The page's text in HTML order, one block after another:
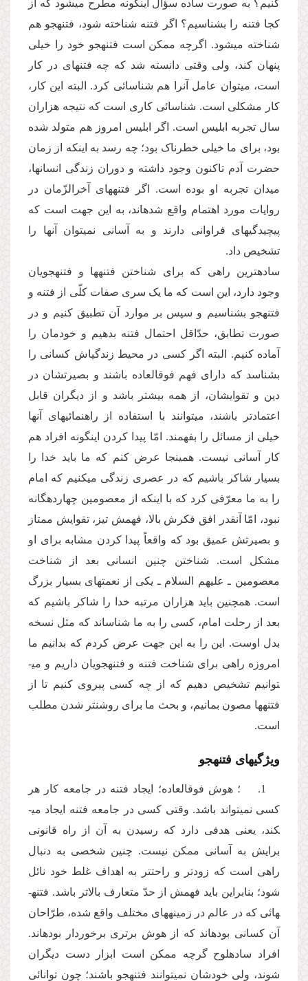
کنیم؟ به صورت ساده سؤال این­گونه مطرح می­شود که از
کجا فتنه را بشناسیم؟ اگر فتنه شناخته شود، فتنه­جو هم
شناخته می­شود. اگرچه ممکن است فتنه­جو خود را خیلی
پنهان کند، ولی وقتی دانسته شد که چه فتنه­ای در کار
است، می­توان عامل آنرا هم شناسائی کرد. البته این کار،
کار مشکلی است. شناسائی کاری است که نتیجه هزاران
سال تجربه ابلیس است. اگر ابلیس امروز هم متولد شده
بود، برای ما خیلی خطرناک بود؛ چه رسد به این­که از زمان
حضرت آدم تاکنون وجود داشته و دوران زندگی انسان­ها،
میدان تجربه او بوده است. اگر فتنه­های آخرالزّمان در
روایات مورد اهتمام واقع شده­اند، به این جهت است که
پیچیدگی­های فراوانی دارند و به آسانی نمی­توان آن­ها را
تشخیص داد.
ساده­ترین راهی که برای شناختن فتنه­ها و فتنه­جویان
وجود دارد، این است که ما یک سری صفات کلّی از فتنه و
فتنه­جو بشناسیم و سپس بر موارد آن تطبیق کنیم و در
صورت تطابق، حدّاقل احتمال فتنه بدهیم و خودمان را
آماده کنیم. البته اگر کسی در محیط زندگی­اش کسانی را
بشناسد که دارای فهم فوق­العاده باشند و بصیرت­شان در
دین و تقوای­شان، از همه بیشتر باشد و از دیگران قابل
اعتمادتر باشند، می­توانند با استفاده از راهنمائی­های آن­ها
خیلی از مسائل را بفهمند. امّا پیدا کردن این­گونه افراد هم
کار آسانی نیست. همین­جا عرض کنم که ما باید خدا را
بسیار شاکر باشیم که در عصری زندگی می­کنیم که امام
را به ما معرّفی کرد که با این­که از معصومین چهارده­گانه
نبود، امّا آنقدر افق فکرش بالا، فهمش تیز، تقوایش ممتاز
و بصیرتش عمیق بود که واقعاً پیدا کردن مشابه برای او
مشکل است. شناختن چنین انسانی بعد از شناخت
معصومین ـ علیهم السلام ـ یکی از نعمت­های بسیار بزرگ
است. همچنین باید هزاران مرتبه خدا را شاکر باشیم که
بعد از رحلت امام، کسی را به ما شناساند که مثل نسخه
بدل اوست. این را به این جهت عرض کردم که بدانیم ما
امروزه راهی برای شناخت فتنه و فتنه­جویان داریم و می­
توانیم تشخیص دهیم که از چه کسی پیروی کنیم تا از
فتنه­ها مصون بمانیم، و بحث ما برای روشن­تر شدن مطلب
است.
ویژگی­های فتنه­جو
1. ؛ هوش فوق­العاده؛ ایجاد فتنه در جامعه کار هر
کسی نمی­تواند باشد. وقتی کسی در جامعه فتنه ایجاد می­
کند، یعنی هدفی دارد که رسیدن به آن از راه قانونی
برایش به آسانی ممکن نیست. چنین شخصی به دنبال
راهی است که زودتر و راحت­تر به اهداف غلط خود نائل
شود؛ بنابراین باید فهمش از حدّ متعارف بالاتر باشد. فتنه­
هائی که در عالم در زمینه­های مختلف واقع شده، طرّاحان
آن کسانی بوده­اند که از هوش برتری برخوردار بوده­اند.
افراد ساده­لوح گرچه ممکن است ابزار دست دیگران
شوند، ولی خودشان نمی­توانند فتنه­جو باشند؛ چون توانائی